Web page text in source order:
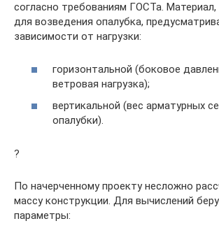
согласно требованиям ГОСТа.
для возведения опалубка,
зависимости от нагрузки:
горизонтальной (боковое
ветровая нагрузка);
вертикальной (вес арматурных
опалубки).
?
По начерченному проекту несложно
массу конструкции. Для вычислений
параметры: